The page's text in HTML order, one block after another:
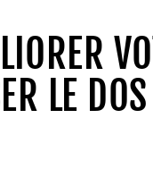
LE